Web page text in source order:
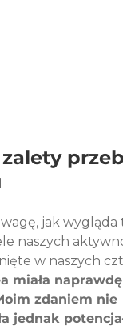
zalety
jak wygląda
naszych
w naszych
miała
zdaniem nie
jednak